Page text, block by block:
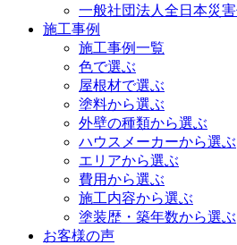
一般社団法人全日本災
施工事例
施工事例一覧
色で選ぶ
屋根材で選ぶ
塗料から選ぶ
外壁の種類から選ぶ
ハウスメーカーから選ぶ
エリアから選ぶ
費用から選ぶ
施工内容から選ぶ
塗装歴・築年数から選ぶ
お客様の声